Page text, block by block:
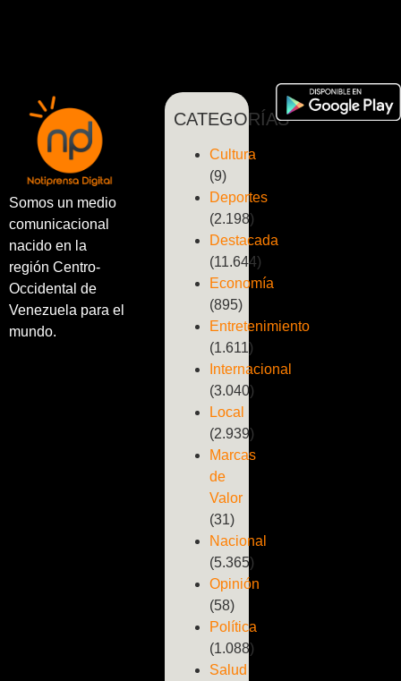
Somos un medio
comunicacional
nacido en la
región Centro-
Occidental de
Venezuela para el
mundo.
CATEGORÍAS
Cultura
(9)
Deportes
(2.198)
Destacada
(11.644)
Economía
(895)
Entretenimiento
(1.611)
Internacional
(3.040)
Local
(2.939)
Marcas
de
Valor
(31)
Nacional
(5.365)
Opinión
(58)
Política
(1.088)
Salud